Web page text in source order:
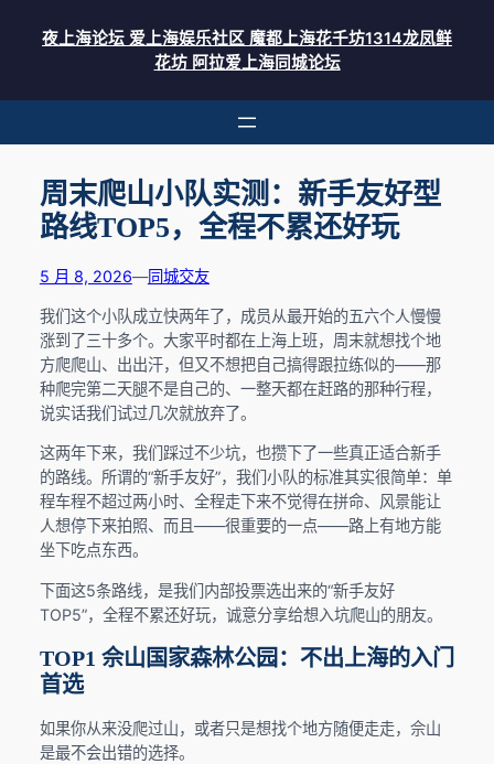
夜上海论坛 爱上海娱乐社区 魔都上海花千坊1314龙凤鲜
花坊 阿拉爱上海同城论坛
周末爬山小队实测：新手友好型
路线TOP5，全程不累还好玩
5 月 8, 2026—同城交友
我们这个小队成立快两年了，成员从最开始的五六个人慢慢
涨到了三十多个。大家平时都在上海上班，周末就想找个地
方爬爬山、出出汗，但又不想把自己搞得跟拉练似的——那
种爬完第二天腿不是自己的、一整天都在赶路的那种行程，
说实话我们试过几次就放弃了。
这两年下来，我们踩过不少坑，也攒下了一些真正适合新手
的路线。所谓的“新手友好”，我们小队的标准其实很简单：单
程车程不超过两小时、全程走下来不觉得在拼命、风景能让
人想停下来拍照、而且——很重要的一点——路上有地方能
坐下吃点东西。
下面这5条路线，是我们内部投票选出来的“新手友好
TOP5”，全程不累还好玩，诚意分享给想入坑爬山的朋友。
TOP1 佘山国家森林公园：不出上海的入门
首选
如果你从来没爬过山，或者只是想找个地方随便走走，佘山
是最不会出错的选择。